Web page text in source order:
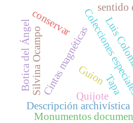
ColeccionesTapa
Quijote
Descripción archivística
Cintas magnéticasGuion
Silvina Ocampo
Botica del Ángel
Monumentos
sentido
conservar Luis